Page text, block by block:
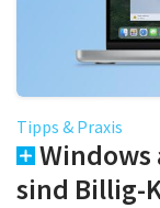
Tipps & Praxis
Windows
sind Billig-